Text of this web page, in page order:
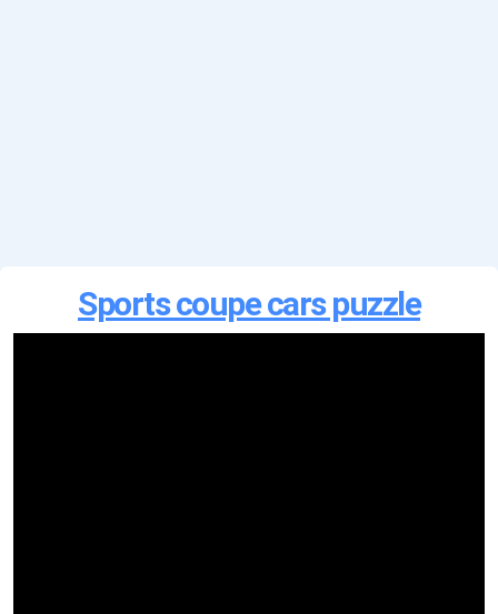
Sports coupe cars puzzle